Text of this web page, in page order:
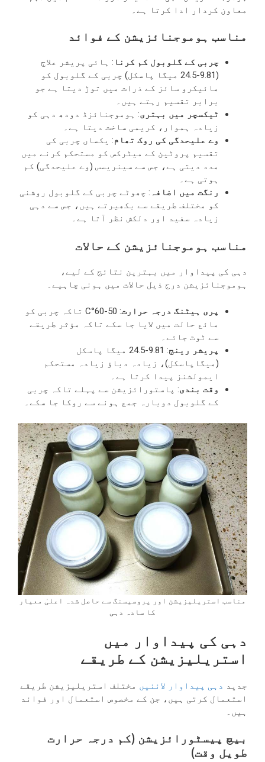
معاون کردار ادا کرتا ہے۔
مناسب ہوموجنائزیشن کے فوائد
چربی کے گلوبول کم کرنا : ہائی پریشر علاج
(9.81-24.5 میگا پاسکل) چربی کے گلوبول کو
مائیکرو سائز کے ذرات میں توڑ دیتا ہے جو
برابر تقسیم رہتے ہیں۔
ٹیکسچر میں بہتری: ہوموجنائزڈ دودھ دہی کو
زیادہ ہموار، کریمی ساخت دیتا ہے۔
وے علیحدگی کی روک تھام: یکساں چربی کی
تقسیم پروٹین کے میٹرکس کو مستحکم کرنے میں
مدد دیتی ہے، جس سے سینریسس (وے علیحدگی) کم
ہوتی ہے۔
رنگت میں اضافہ : چھوٹے چربی کے گلوبول روشنی
کو مختلف طریقے سے بکھیرتے ہیں، جس سے دہی
زیادہ سفید اور دلکش نظر آتا ہے۔
مناسب ہوموجنائزیشن کے حالات
دہی کی پیداوار میں بہترین نتائج کے لیے،
ہوموجنائزیشن درج ذیل حالات میں ہونی چاہیے۔
پری ہیٹنگ درجہ حرارت
: 50-60°C تاکہ چربی کو
مائع حالت میں لایا جا سکے تاکہ مؤثر طریقے
سے ٹوٹ جائے۔
پریشر رینج
: 9.81-24.5 میگا پاسکل
(میگاپاسکل)، زیادہ دباؤ زیادہ مستحکم
ایمولشنز پیدا کرتا ہے۔
وقت بندی: پاستورائزیشن سے پہلے تاکہ چربی
کے گلوبول دوبارہ جمع ہونے سے روکا جا سکے۔
مناسب استریلیزیشن اور پروسیسنگ سے حاصل شدہ اعلیٰ معیار
کا سادہ دہی
دہی کی پیداوار میں
استریلیزیشن کے طریقے
جدید دہی پیداوار لائنیں مختلف استریلیزیشن طریقے
استعمال کرتی ہیں، جن کے مخصوص استعمال اور فوائد
ہیں۔
بیچ پیسٹورائزیشن (کم درجہ حرارت
طویل وقت)